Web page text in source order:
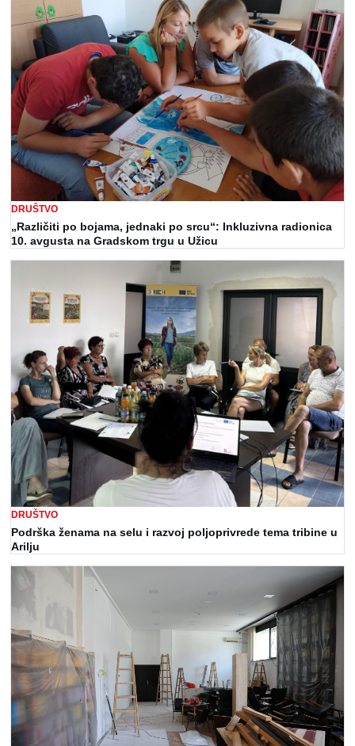
DRUŠTVO
„Različiti po bojama, jednaki po srcu“: Inkluzivna radionica
10. avgusta na Gradskom trgu u Užicu
DRUŠTVO
Podrška ženama na selu i razvoj poljoprivrede tema tribine u
Arilju